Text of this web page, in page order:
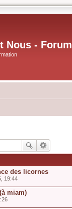
Nous - Forum
des licornes
19:44
miam)